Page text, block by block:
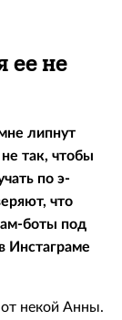
ее не
липнут
так, чтобы
по э-
что
боты под
Инстаграме
от некой Анны.